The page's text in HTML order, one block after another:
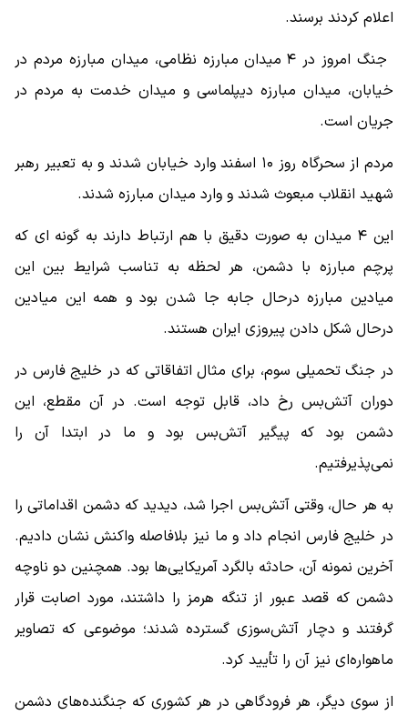
اعلام کردند برسند.
جنگ امروز در ۴ میدان مبارزه نظامی، میدان مبارزه مردم در
خیابان، میدان مبارزه دیپلماسی و میدان خدمت به مردم در
جریان است.
مردم از سحرگاه روز ۱۰ اسفند وارد خیابان شدند و به تعبیر رهبر
شهید انقلاب مبعوث شدند و وارد میدان مبارزه شدند.
این ۴ میدان به صورت دقیق با هم ارتباط دارند به گونه ای که
پرچم مبارزه با دشمن، هر لحظه به تناسب شرایط بین این
میادین مبارزه درحال جابه جا شدن بود و همه این میادین
درحال شکل دادن پیروزی ایران هستند.
در جنگ تحمیلی سوم، برای مثال اتفاقاتی که در خلیج فارس در
دوران آتش‌بس رخ داد، قابل توجه است. در آن مقطع، این
دشمن بود که پیگیر آتش‌بس بود و ما در ابتدا آن را
نمی‌پذیرفتیم.
به هر حال، وقتی آتش‌بس اجرا شد، دیدید که دشمن اقداماتی را
در خلیج فارس انجام داد و ما نیز بلافاصله واکنش نشان دادیم.
آخرین نمونه آن، حادثه بالگرد آمریکایی‌ها بود. همچنین دو ناوچه
دشمن که قصد عبور از تنگه هرمز را داشتند، مورد اصابت قرار
گرفتند و دچار آتش‌سوزی گسترده شدند؛ موضوعی که تصاویر
ماهواره‌ای نیز آن را تأیید کرد.
از سوی دیگر، هر فرودگاهی در هر کشوری که جنگنده‌های دشمن